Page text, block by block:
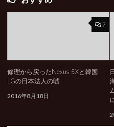
7
修理から戻ったNexus 5Xと韓国
LGの日本法人の嘘
2016年8月18日